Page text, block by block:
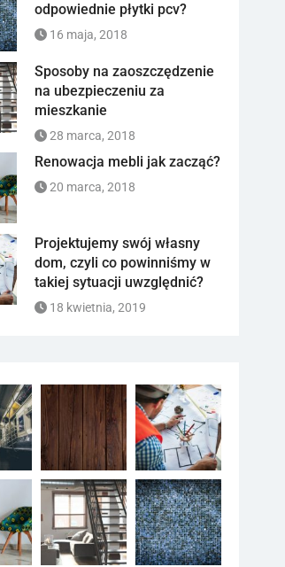
odpowiednie płytki pcv?
16 maja, 2018
Sposoby na zaoszczędzenie
na ubezpieczeniu za
mieszkanie
28 marca, 2018
Renowacja mebli jak zacząć?
20 marca, 2018
Projektujemy swój własny
dom, czyli co powinniśmy w
takiej sytuacji uwzględnić?
18 kwietnia, 2019